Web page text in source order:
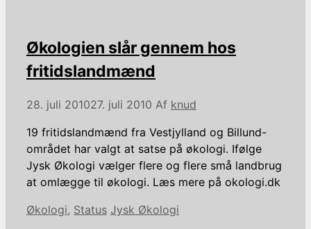
Økologien slår gennem hos
fritidslandmænd
28. juli 201027. juli 2010 Af knud
19 fritidslandmænd fra Vestjylland og Billund-
området har valgt at satse på økologi. Ifølge
Jysk Økologi vælger flere og flere små landbrug
at omlægge til økologi. Læs mere på okologi.dk
Kategorier
Økologi, Status Tags
Jysk Økologi